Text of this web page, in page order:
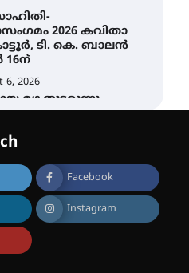
2026 കവിതാ
ടി. കെ. ബാലൻ
16ന്
6, 2026
മഴ തുടരുന്നു –
എല്ലാ
7, 2026
ഡോക്ടറേറ്റ്
എൻ. ആര്യ
Facebook
Instagram